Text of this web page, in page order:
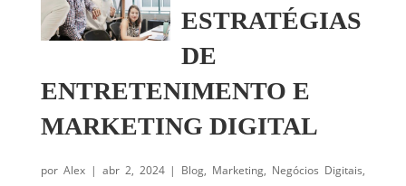
ESTRATÉGIAS
DE
ENTRETENIMENTO E
MARKETING DIGITAL
por Alex| abr 2, 2024| Blog, Marketing, Negócios Digitais,